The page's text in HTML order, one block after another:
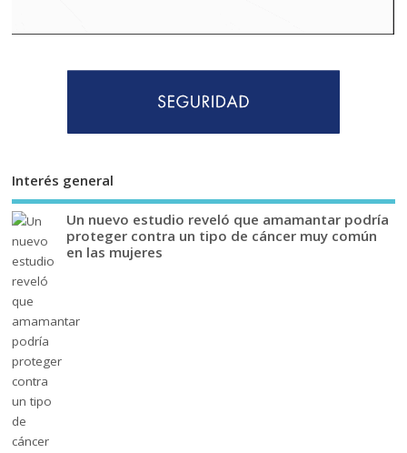
Interés general
Un nuevo estudio reveló que amamantar podría
proteger contra un tipo de cáncer muy común
en las mujeres